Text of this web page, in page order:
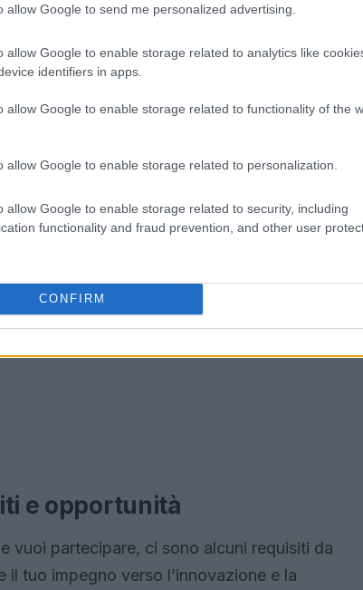
allow Google to send me personalized advertising.
allow Google to enable storage related to analytics like
identifiers in apps.
allow Google to enable storage related to functionality of the
allow Google to enable storage related to personalization.
allow Google to enable storage related to security, including
functionality and fraud prevention, and other user
CONFIRM
internazionale.
per discutere best practices, sfide e
e la sostenibilità ambientale. Non perdere
e opportunità
vuoi partecipare, ci sono alcuni requisiti da
tuo impegno verso l’innovazione e la